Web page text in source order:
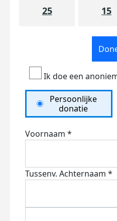
25 15
Ik doe een
Persoonlijke
donatie
Voornaam *
Tussenv. Achternaam *